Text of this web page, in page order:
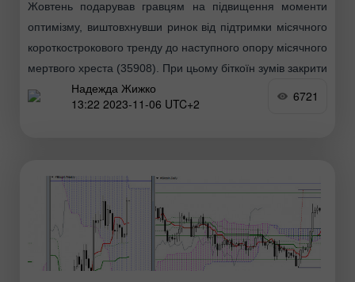
Жовтень подарував гравцям на підвищення моменти
оптимізму, виштовхнувши ринок від підтримки місячного
короткострокового тренду до наступного опору місячного
мертвого хреста (35908). При цьому біткоїн зумів закрити
жовтень у місячній хмарі
Надежда Жижко
13:22 2023-11-06 UTC+2
6721